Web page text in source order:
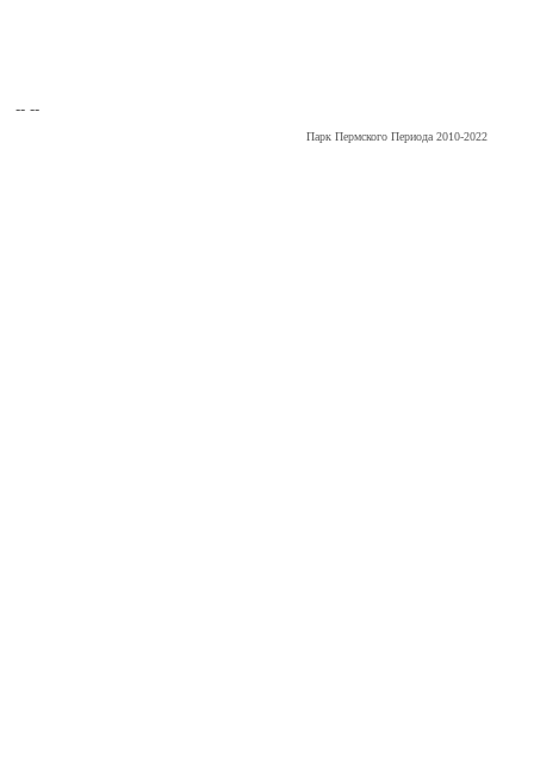
-- --
Парк Пермского Периода 2010-2022